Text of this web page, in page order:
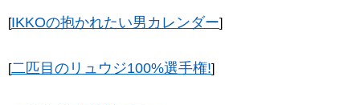
[IKKOの抱かれたい男カレンダー]
[二匹目のリュウジ100%選手権!]